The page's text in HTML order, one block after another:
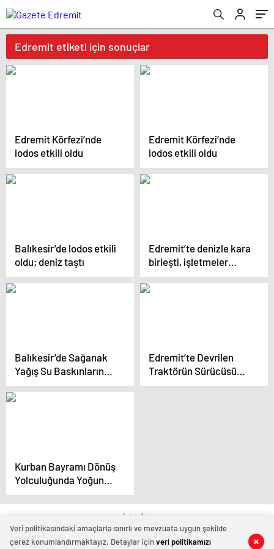
Edremit etiketi için sonuçlar
Edremit Körfezi’nde
lodos etkili oldu
Edremit Körfezi’nde
lodos etkili oldu
Balıkesir’de lodos etkili
oldu; deniz taştı
Edremit’te denizle kara
birleşti, işletmeler
sular altında kaldı
Balıkesir’de Sağanak
Yağış Su Baskınlarına
Neden Oldu
Edremit’te Devrilen
Traktörün Sürücüsü
Hayatını Kaybetti
Kurban Bayramı Dönüş
Yolculuğunda Yoğun
Trafik
Landra
Veri politikasındaki amaçlarla sınırlı ve mevzuata uygun şekilde
çerez konumlandırmaktayız. Detaylar içinveri politikamızı